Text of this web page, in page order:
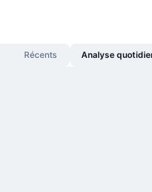
Récents Analyse